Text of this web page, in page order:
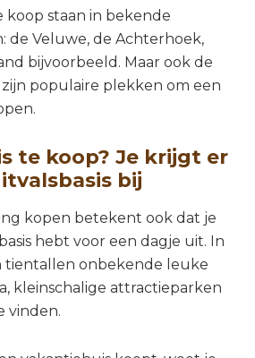
staan in bekende
de Veluwe, de Achterhoek,
bijvoorbeeld. Maar ook de
populaire plekken om een
te koop? Je krijgt er
bij
kopen betekent ook dat je
hebt voor een dagje uit. In
tientallen onbekende leuke
kleinschalige attractieparken
vinden.